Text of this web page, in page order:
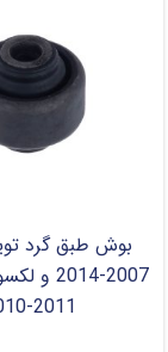
بوش طبق گرد
2011